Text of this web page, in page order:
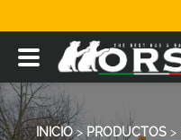
INICIO>PRODUCTOS>